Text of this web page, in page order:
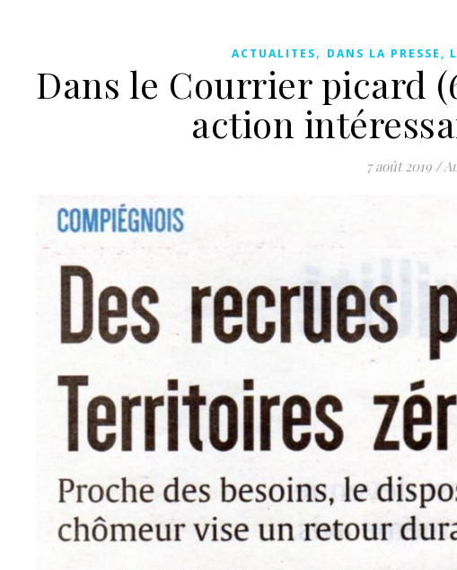
ACTUALITES, DANS LA PRESSE,
Dans le Courrier picard
action
7 août 2019 /